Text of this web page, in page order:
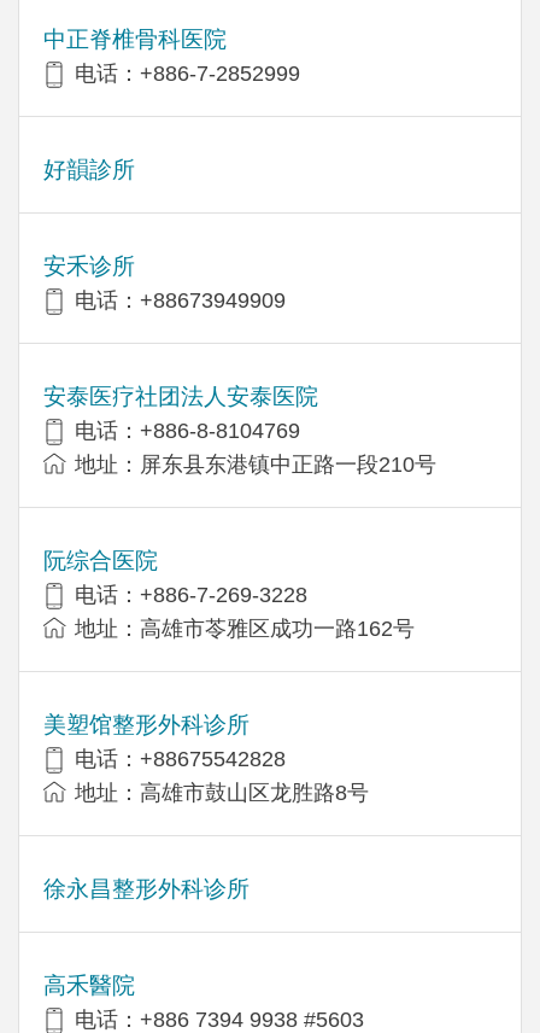
中正脊椎骨科医院
电话：+886-7-2852999
好韻診所
安禾诊所
电话：+88673949909
安泰医疗社团法人安泰医院
电话：+886-8-8104769
地址：屏东县东港镇中正路一段210号
阮综合医院
电话：+886-7-269-3228
地址：高雄市苓雅区成功一路162号
美塑馆整形外科诊所
电话：+88675542828
地址：高雄市鼓山区龙胜路8号
徐永昌整形外科诊所
高禾醫院
电话：+886 7394 9938 #5603